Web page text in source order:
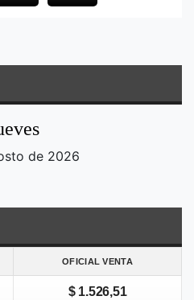
de 2026
OFICIAL VENTA
$ 1.526,51